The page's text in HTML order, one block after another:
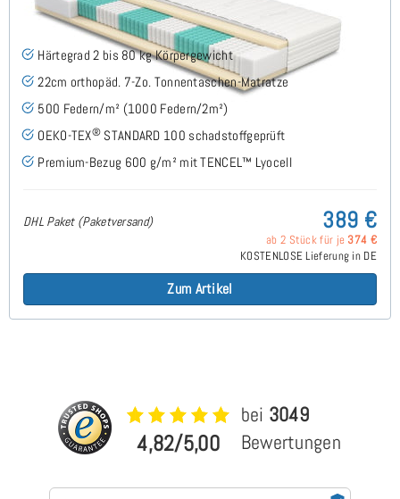
Härtegrad 2 bis 80 kg Körpergewicht
22cm orthopäd. 7-Zo. Tonnentaschen-Matratze
500 Federn/m² (1000 Federn/2m²)
OEKO-TEX® STANDARD 100 schadstoffgeprüft
Premium-Bezug 600 g/m² mit TENCEL™ Lyocell
DHL Paket (Paketversand) 389 €
ab 2 Stück für je 374 €
KOSTENLOSE Lieferung in DE
Zum Artikel
4,82/5,00
bei 3049
Bewertungen